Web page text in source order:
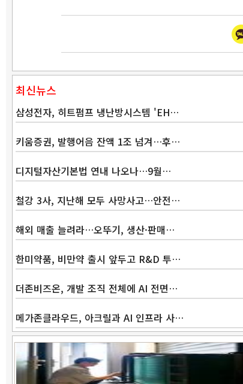
최신뉴스
삼성전자, 히트펌프 냉난방시스템 'EH…
키움증권, 발행어음 잔액 1조 넘겨…후…
디지털자산기본법 연내 나오나…9월…
철강 3사, 지난해 모두 사망사고…안전…
해외 매출 늘려라…오뚜기, 생산·판매…
한미약품, 비만약 출시 앞두고 R&D 투…
더존비즈온, 개발 조직 전체에 AI 전면…
메가존클라우드, 아크릴과 AI 인프라 사…